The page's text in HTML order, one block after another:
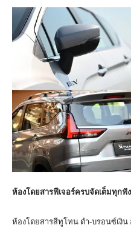
ห้องโดยสารฟีเจอร์ครบจัดเต็มทุกฟั
ห้องโดยสารสีทูโทน ดำ-บรอนซ์เงิ